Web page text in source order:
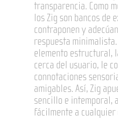
transparencia. Como
los Zig son bancos de
contraponen y
respuesta
elemento estructural,
cerca del usuario, le
connotaciones
amigables. Así, Zig
sencillo e intemporal,
fácilmente a cualquier